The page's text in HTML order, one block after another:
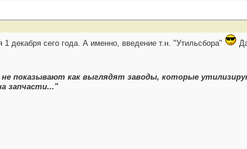
декабря сего года. А именно, введение т.н. "Утильсбора"
показывают как выглядят заводы, которые
запчасти..."